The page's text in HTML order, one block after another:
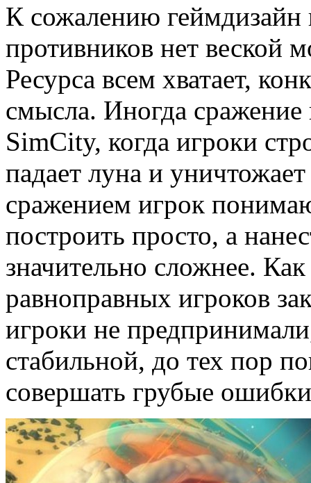
К сожалению геймдизайн
противников нет веской
Ресурса всем хватает,
смысла. Иногда
SimCity, когда игроки
падает луна и
сражением игрок
построить просто, а
значительно сложнее.
равноправных игроков
игроки не
стабильной, до тех пор
совершать грубые